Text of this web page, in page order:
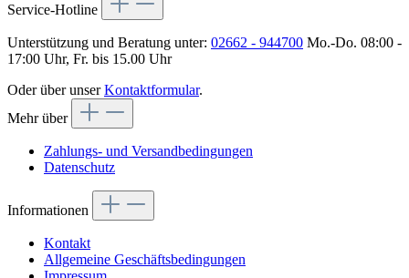
Service-Hotline
Unterstützung und Beratung unter: 02662 - 944700 Mo.-Do. 08:00 -
17:00 Uhr, Fr. bis 15.00 Uhr
Oder über unserKontaktformular.
Mehr über
Zahlungs- und Versandbedingungen
Datenschutz
Informationen
Kontakt
Allgemeine Geschäftsbedingungen